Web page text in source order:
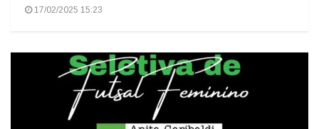
17/02/2025 15:23